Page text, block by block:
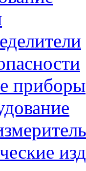
приборы